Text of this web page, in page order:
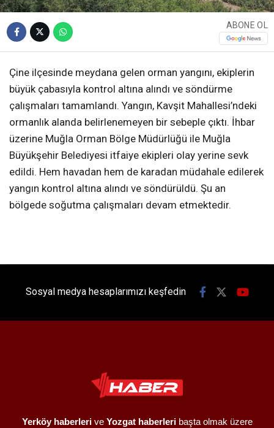
ABONE OL
Çine ilçesinde meydana gelen orman yangını, ekiplerin
büyük çabasıyla kontrol altına alındı ve söndürme
çalışmaları tamamlandı. Yangın, Kavşit Mahallesi’ndeki
ormanlık alanda belirlenemeyen bir sebeple çıktı. İhbar
üzerine Muğla Orman Bölge Müdürlüğü ile Muğla
Büyükşehir Belediyesi itfaiye ekipleri olay yerine sevk
edildi. Hem havadan hem de karadan müdahale edilerek
yangın kontrol altına alındı ve söndürüldü. Şu an
bölgede soğutma çalışmaları devam etmektedir.
Sosyal medya hesaplarımızı keşfedin
Yerköy haberlerive Yozgat haberleribaşta olmak üzere